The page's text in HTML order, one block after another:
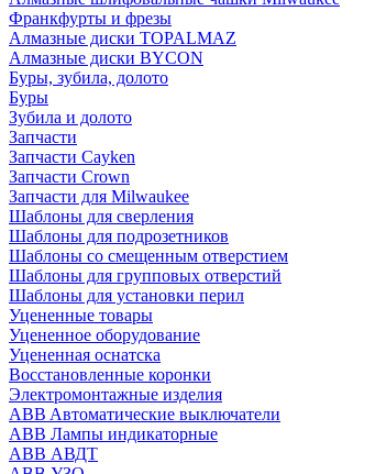
Франкфурты и фрезы
Алмазные диски TOPALMAZ
Алмазные диски BYCON
Буры, зубила, долото
Буры
Зубила и долото
Запчасти
Запчасти Cayken
Запчасти Crown
Запчасти для Milwaukee
Шаблоны для сверления
Шаблоны для подрозетников
Шаблоны со смещенным отверстием
Шаблоны для групповых отверстий
Шаблоны для установки перил
Уцененные товары
Уцененное оборудование
Уцененная оснатска
Восстановленные коронки
Электромонтажные изделия
ABB Aвтоматические выключатели
ABB Лампы индикаторные
ABB АВДТ